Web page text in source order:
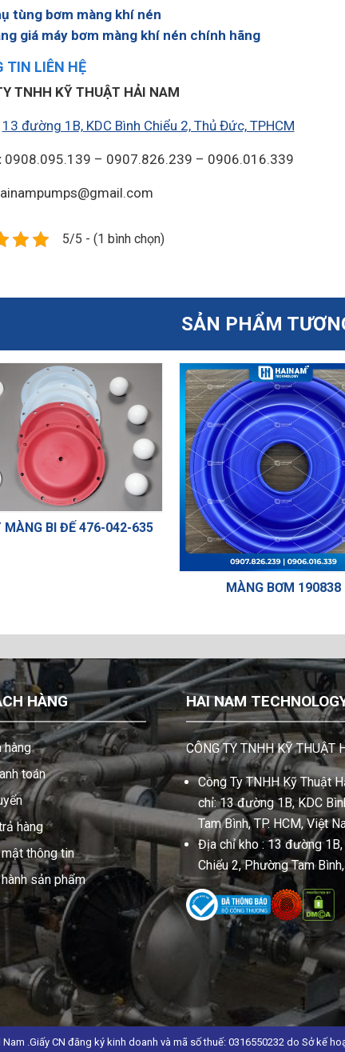
tùng bơm màng khí nén
giá máy bơm màng khí nén chính hãng
TIN LIÊN HỆ
TNHH KỸ THUẬT HẢI NAM
13 đường 1B, KDC Bình Chiểu 2, Thủ Đức, TPHCM
0908.095.139 – 0907.826.239 – 0906.016.339
5/5 - (1 bình chọn)
SẢN PHẨM
635
MÀNG BƠM 190838 VAN
HÀNG
hàng
toán
hàng
thông tin
sản phẩm
HAI NAM
CÔNG TY TNHH KỸ THUẬT
Công Ty TNHH Kỹ Thuật
chỉ: 13 đường 1B, KDC
Tam Bình, TP. HCM, Việt
Địa chỉ kho : 13 đường 1B,
Chiểu 2, Phường Tam
Nam .Giấy CN đăng ký kinh doanh và mã số thuế: 0316550232 do Sở kế